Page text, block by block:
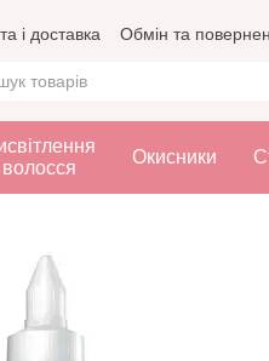
і доставка Обмін та
волосся
Окисники